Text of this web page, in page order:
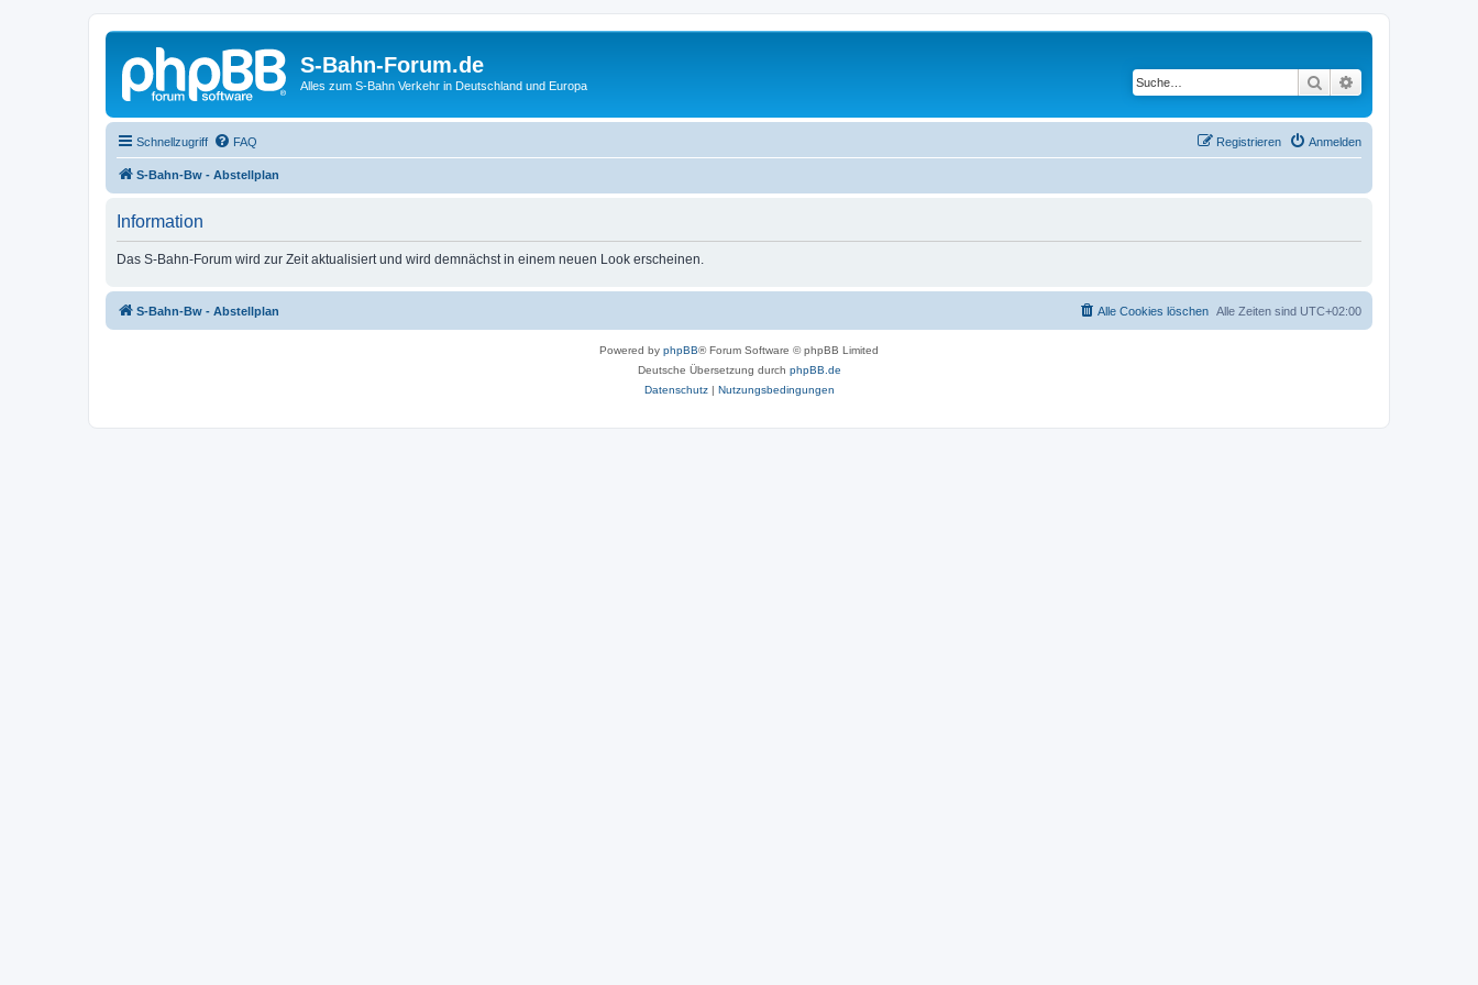
S-Bahn-Forum.de
Alles zum S-Bahn Verkehr in Deutschland und Europa Suche
Schnellzugriff FAQ Anmelden
Registrieren
S-Bahn-Bw - Abstellplan
Information
Das S-Bahn-Forum wird zur Zeit aktualisiert und wird demnächst in einem neuen Look erscheinen.
S-Bahn-Bw - Abstellplan Alle Zeiten sind UTC+02:00
Alle Cookies löschen
Powered by phpBB® Forum Software © phpBB Limited
Deutsche Übersetzung durch phpBB.de
Datenschutz| Nutzungsbedingungen